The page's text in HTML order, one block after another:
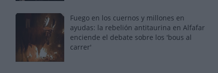
Fuego en los cuernos y millones en
ayudas: la rebelión antitaurina en Alfafar
enciende el debate sobre los 'bous al
carrer'